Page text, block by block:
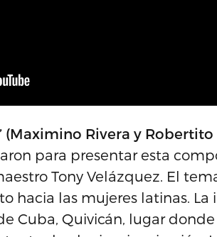
(Maximino Rivera y
para presentar esta
Tony Velázquez. El
hacia las mujeres latinas.
Cuba, Quivicán, lugar